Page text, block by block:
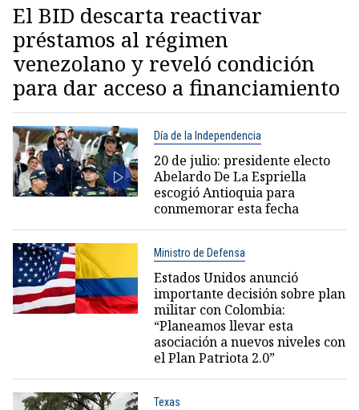
El BID descarta reactivar
préstamos al régimen
venezolano y reveló condición
para dar acceso a financiamiento
Día de la Independencia
20 de julio: presidente electo
Abelardo De La Espriella
escogió Antioquia para
conmemorar esta fecha
Ministro de Defensa
Estados Unidos anunció
importante decisión sobre plan
militar con Colombia:
“Planeamos llevar esta
asociación a nuevos niveles con
el Plan Patriota 2.0”
Texas